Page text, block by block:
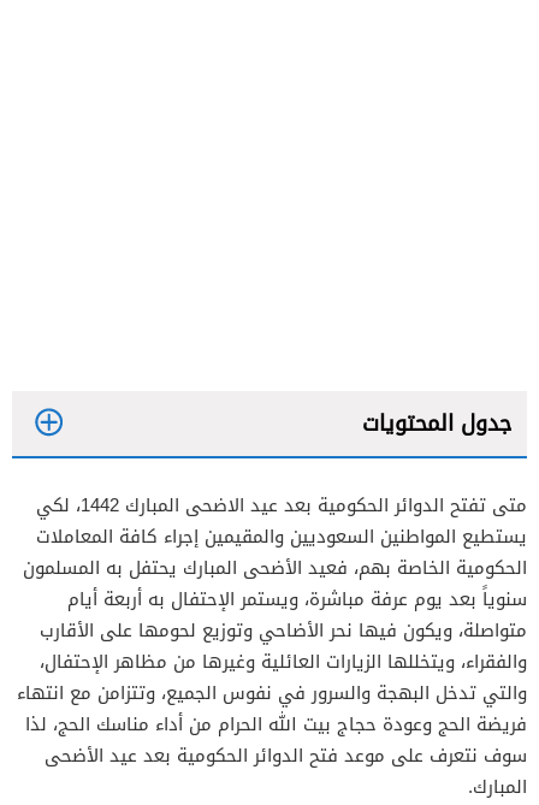
جدول المحتويات
متى تفتح الدوائر الحكومية بعد عيد الاضحى المبارك 1442، لكي
يستطيع المواطنين السعوديين والمقيمين إجراء كافة المعاملات
الحكومية الخاصة بهم، فعيد الأضحى المبارك يحتفل به المسلمون
سنوياً بعد يوم عرفة مباشرة، ويستمر الإحتفال به أربعة أيام
متواصلة، ويكون فيها نحر الأضاحي وتوزيع لحومها على الأقارب
والفقراء، ويتخللها الزيارات العائلية وغيرها من مظاهر الإحتفال،
والتي تدخل البهجة والسرور في نفوس الجميع، وتتزامن مع انتهاء
فريضة الحج وعودة حجاج بيت الله الحرام من أداء مناسك الحج، لذا
سوف نتعرف على موعد فتح الدوائر الحكومية بعد عيد الأضحى
المبارك.